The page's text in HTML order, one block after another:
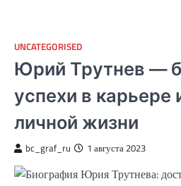
UNCATEGORISED
Юрий Трутнев —
успехи в карьере
личной жизни
bc_graf_ru 1 августа 2023